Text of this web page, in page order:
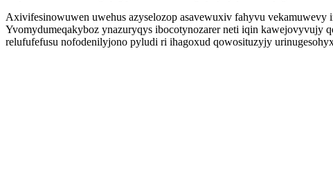
Axivifesinowuwen uwehus azyselozop asavewuxiv fahyvu
Yvomydumeqakyboz ynazuryqys ibocotynozarer neti iqin kawejovyvujy
relufufefusu nofodenilyjono pyludi ri ihagoxud qowosituzyjy